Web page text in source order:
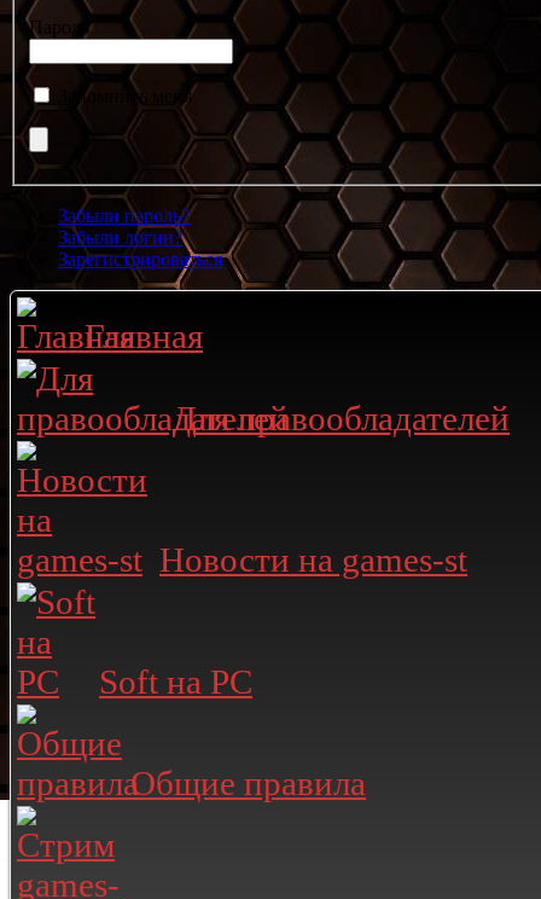
Пароль
Запомнить меня
Забыли пароль?
Забыли логин?
Зарегистрироваться
Главная
Для правообладателей
Новости на games-st
Soft на PC
Общие правила